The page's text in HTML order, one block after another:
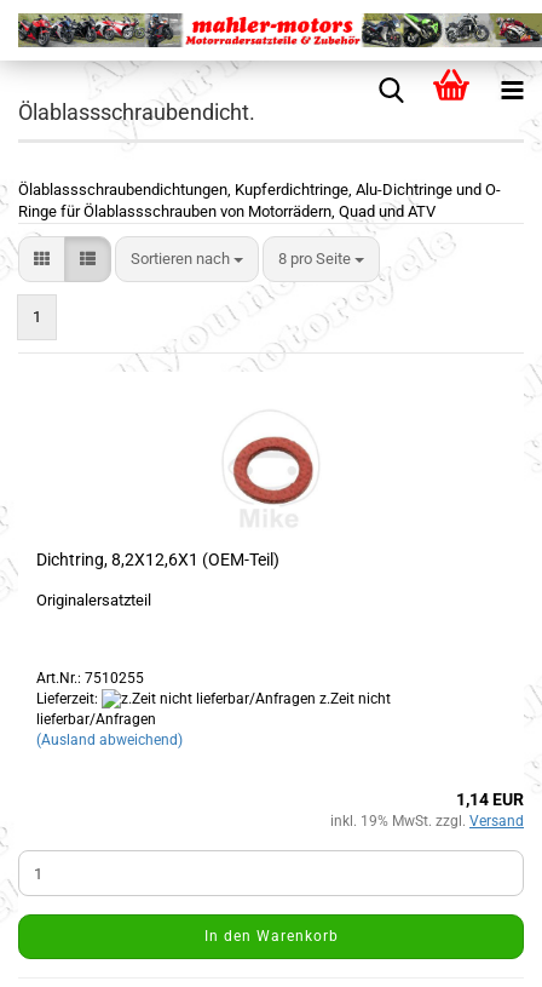
Ölablassschraubendicht.
Ölablassschraubendichtungen, Kupferdichtringe, Alu-Dichtringe und O-
Ringe für Ölablassschrauben von Motorrädern, Quad und ATV
Sortieren nach 8 pro Seite
1
Dichtring, 8,2X12,6X1 (OEM-Teil)
Originalersatzteil
Art.Nr.: 7510255
Lieferzeit:
z.Zeit nicht
lieferbar/Anfragen
(Ausland abweichend)
1,14 EUR
inkl. 19% MwSt. zzgl. Versand
In den Warenkorb